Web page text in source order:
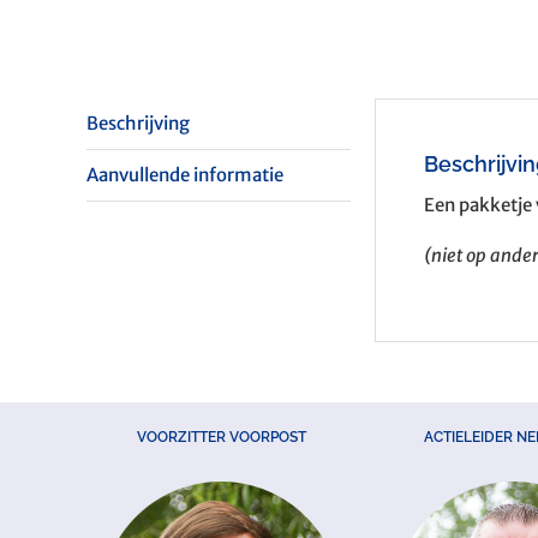
Beschrijving
Aanvullende informatie
Een
(niet op
VOORZITTER VOORPOST ACTIELEIDER